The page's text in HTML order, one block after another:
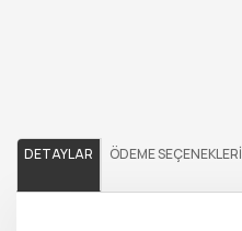
DETAYLAR ÖDEME SEÇENEKLERI